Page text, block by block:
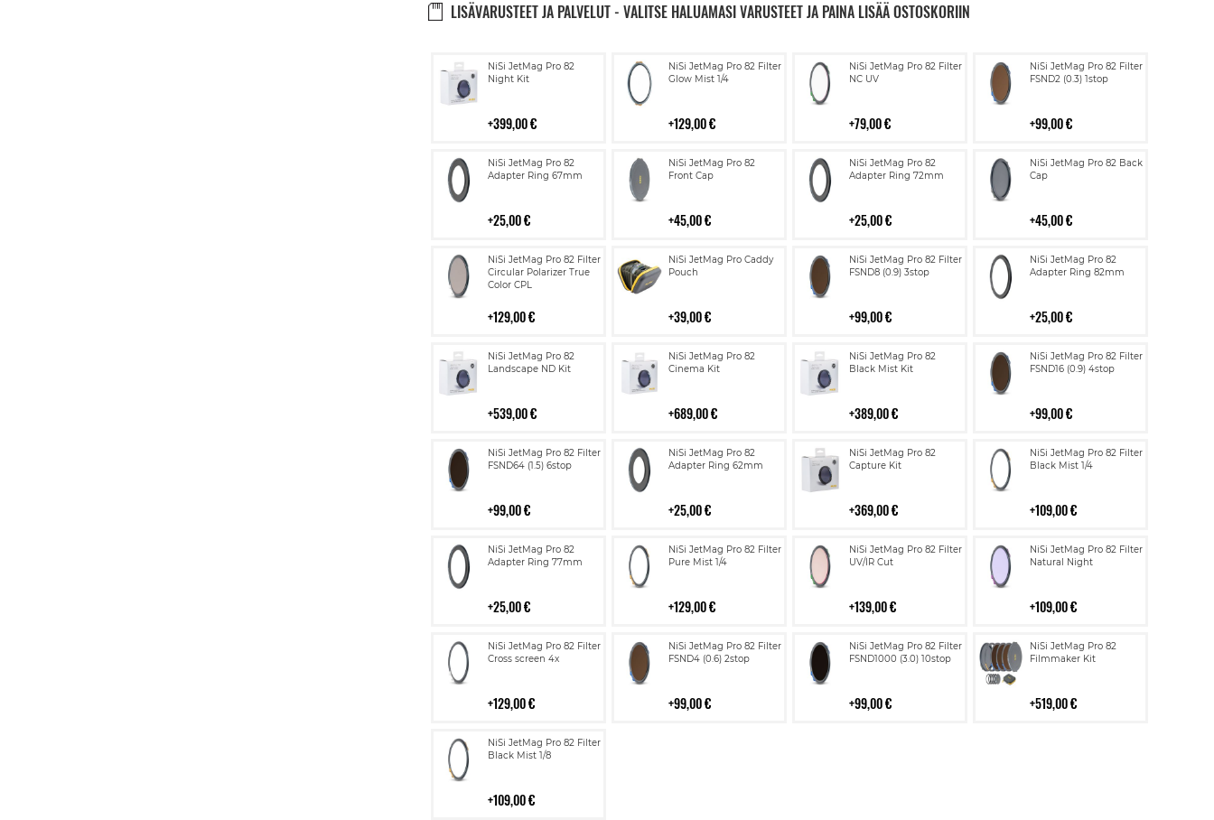
LISÄVARUSTEET JA PALVELUT - VALITSE HALUAMASI VARUSTEET JA PAINA LISÄÄ OSTOSKORIIN
NiSi JetMag Pro 82
Night Kit
399,00 €
Lisää
ostoskoriin
NiSi JetMag Pro 82 Filter
Glow Mist 1/4
129,00 €
Lisää
ostoskoriin
NiSi JetMag Pro 82 Filter
NC UV
79,00 €
Lisää
ostoskoriin
NiSi JetMag Pro 82 Filter
FSND2 (0.3) 1stop
99,00 €
Lisää
ostoskoriin
NiSi JetMag Pro 82
Adapter Ring 67mm
25,00 €
Lisää
ostoskoriin
NiSi JetMag Pro 82
Front Cap
45,00 €
Lisää
ostoskoriin
NiSi JetMag Pro 82
Adapter Ring 72mm
25,00 €
Lisää
ostoskoriin
NiSi JetMag Pro 82 Back
Cap
45,00 €
Lisää
ostoskoriin
NiSi JetMag Pro 82 Filter
Circular Polarizer True
Color CPL
129,00 €
Lisää
ostoskoriin
NiSi JetMag Pro Caddy
Pouch
39,00 €
Lisää
ostoskoriin
NiSi JetMag Pro 82 Filter
FSND8 (0.9) 3stop
99,00 €
Lisää
ostoskoriin
NiSi JetMag Pro 82
Adapter Ring 82mm
25,00 €
Lisää
ostoskoriin
NiSi JetMag Pro 82
Landscape ND Kit
539,00 €
Lisää
ostoskoriin
NiSi JetMag Pro 82
Cinema Kit
689,00 €
Lisää
ostoskoriin
NiSi JetMag Pro 82
Black Mist Kit
389,00 €
Lisää
ostoskoriin
NiSi JetMag Pro 82 Filter
FSND16 (0.9) 4stop
99,00 €
Lisää
ostoskoriin
NiSi JetMag Pro 82 Filter
FSND64 (1.5) 6stop
99,00 €
Lisää
ostoskoriin
NiSi JetMag Pro 82
Adapter Ring 62mm
25,00 €
Lisää
ostoskoriin
NiSi JetMag Pro 82
Capture Kit
369,00 €
Lisää
ostoskoriin
NiSi JetMag Pro 82 Filter
Black Mist 1/4
109,00 €
Lisää
ostoskoriin
NiSi JetMag Pro 82
Adapter Ring 77mm
25,00 €
Lisää
ostoskoriin
NiSi JetMag Pro 82 Filter
Pure Mist 1/4
129,00 €
Lisää
ostoskoriin
NiSi JetMag Pro 82 Filter
UV/IR Cut
139,00 €
Lisää
ostoskoriin
NiSi JetMag Pro 82 Filter
Natural Night
109,00 €
Lisää
ostoskoriin
NiSi JetMag Pro 82 Filter
Cross screen 4x
129,00 €
Lisää
ostoskoriin
NiSi JetMag Pro 82 Filter
FSND4 (0.6) 2stop
99,00 €
Lisää
ostoskoriin
NiSi JetMag Pro 82 Filter
FSND1000 (3.0) 10stop
99,00 €
Lisää
ostoskoriin
NiSi JetMag Pro 82
Filmmaker Kit
519,00 €
Lisää
ostoskoriin
NiSi JetMag Pro 82 Filter
Black Mist 1/8
109,00 €
Lisää
ostoskoriin